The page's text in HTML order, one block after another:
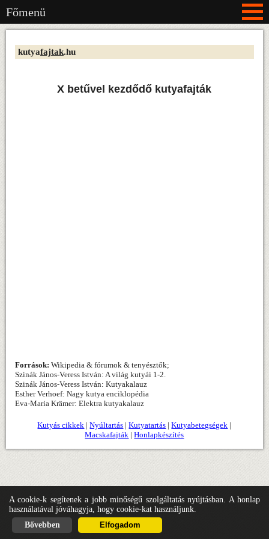
Főmenü
kutyafajtak.hu
X betűvel kezdődő kutyafajták
Források: Wikipedia & fórumok & tenyésztők;
Szinák János-Veress István: A világ kutyái 1-2.
Szinák János-Veress István: Kutyakalauz
Esther Verhoef: Nagy kutya enciklopédia
Eva-Maria Krämer: Elektra kutyakalauz
Kutyás cikkek |Nyúltartás |Kutyatartás |Kutyabetegségek |
Macskafajták |Honlapkészítés
A cookie-k segítenek a jobb minőségű szolgáltatás nyújtásban. A honlap
használatával jóváhagyja, hogy cookie-kat használjunk.
Bővebben
Elfogadom